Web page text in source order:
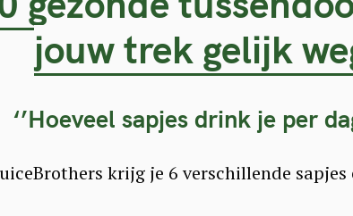
jouw trek gelijk
‘’Hoeveel sapjes drink je per
krijg je 6 verschillende